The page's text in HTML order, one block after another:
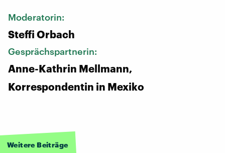
Moderatorin:
Steffi Orbach
Gesprächspartnerin:
Anne-Kathrin Mellmann,
Korrespondentin in Mexiko
Weitere Beiträge